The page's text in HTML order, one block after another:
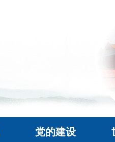
党的建设